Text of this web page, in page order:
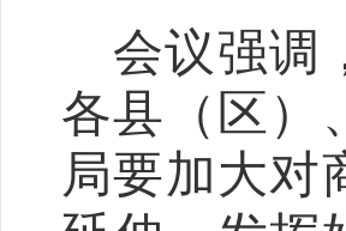
会议强调
各县（区）
局要加大对